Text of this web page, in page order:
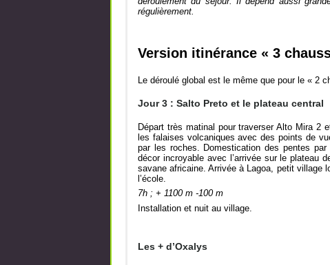
régulièrement.
Version itinérance « 3
Le déroulé global est le même que pour le « 2
Jour 3 : Salto Preto et le plateau central
Départ très matinal pour traverser Alto Mira 2
les falaises volcaniques avec des points de
par les roches. Domestication des pentes
décor incroyable avec l’arrivée sur le plateau
savane africaine. Arrivée à Lagoa, petit village
l’école.
7h ; + 1100 m -100 m
Installation et nuit au village.
Les + d’Oxalys